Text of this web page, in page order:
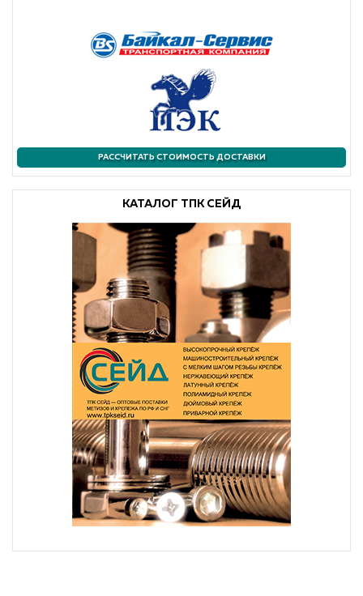
РАССЧИТАТЬ СТОИМОСТЬ ДОСТАВКИ
КАТАЛОГ ТПК СЕЙД